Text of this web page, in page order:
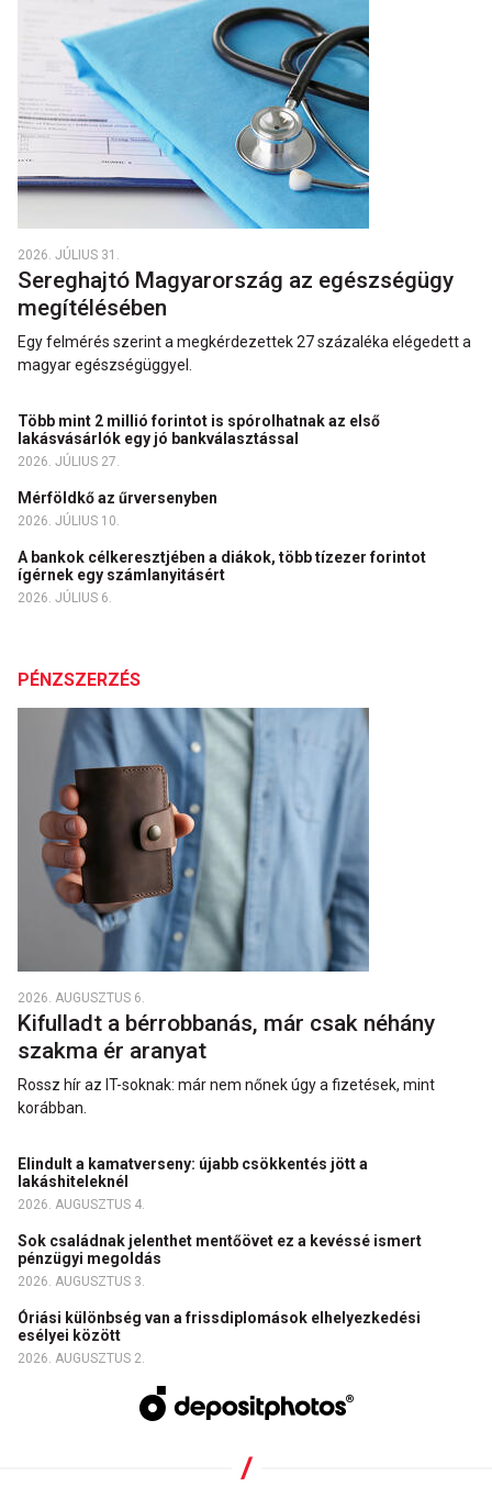
2026. JÚLIUS 31.
Sereghajtó Magyarország az egészségügy
megítélésében
Egy felmérés szerint a megkérdezettek 27 százaléka elégedett a
magyar egészségüggyel.
Több mint 2 millió forintot is spórolhatnak az első
lakásvásárlók egy jó bankválasztással
2026. JÚLIUS 27.
Mérföldkő az űrversenyben
2026. JÚLIUS 10.
A bankok célkeresztjében a diákok, több tízezer forintot
ígérnek egy számlanyitásért
2026. JÚLIUS 6.
PÉNZSZERZÉS
2026. AUGUSZTUS 6.
Kifulladt a bérrobbanás, már csak néhány
szakma ér aranyat
Rossz hír az IT-soknak: már nem nőnek úgy a fizetések, mint
korábban.
Elindult a kamatverseny: újabb csökkentés jött a
lakáshiteleknél
2026. AUGUSZTUS 4.
Sok családnak jelenthet mentőövet ez a kevéssé ismert
pénzügyi megoldás
2026. AUGUSZTUS 3.
Óriási különbség van a frissdiplomások elhelyezkedési
esélyei között
2026. AUGUSZTUS 2.